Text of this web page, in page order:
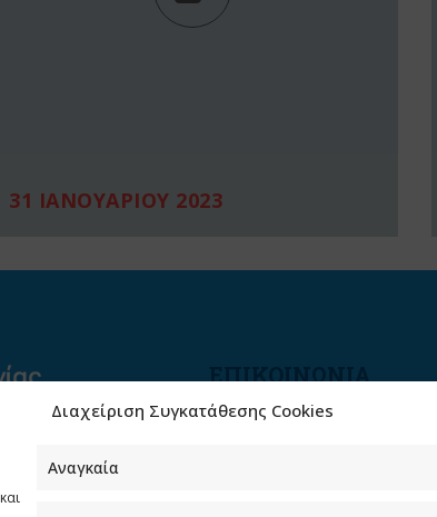
Διαχείριση Συγκατάθεσης Cookies
και
Αναγκαία
31 ΙΑΝΟΥΑΡΙΟΥ 2023
ΕΠΙΚΟΙΝΩΝΙΑ
Φραγκούδη 11 & Αλεξάνδρου